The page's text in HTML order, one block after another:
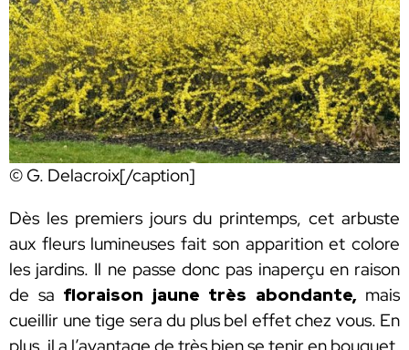
© G. Delacroix[/caption]
Dès les premiers jours du printemps, cet arbuste
aux fleurs lumineuses fait son apparition et colore
les jardins. Il ne passe donc pas inaperçu en raison
de sa floraison jaune très abondante, mais
cueillir une tige sera du plus bel effet chez vous. En